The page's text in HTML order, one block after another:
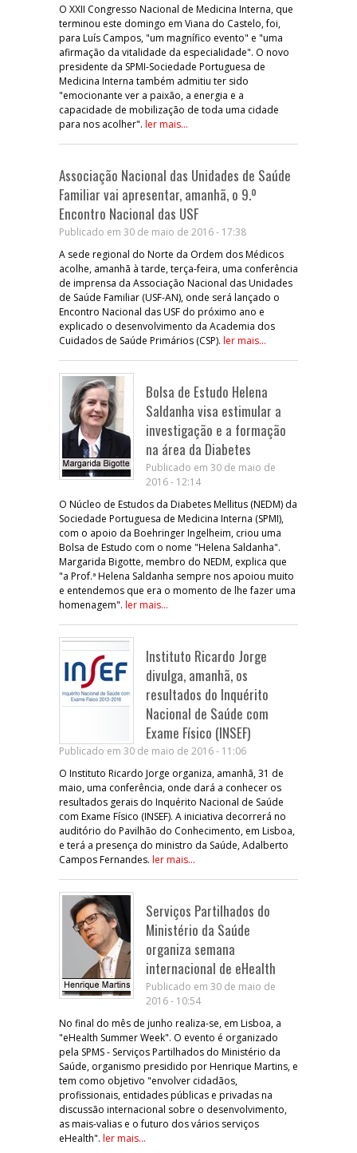
O XXII Congresso Nacional de Medicina Interna, que
terminou este domingo em Viana do Castelo, foi,
para Luís Campos, "um magnífico evento" e "uma
afirmação da vitalidade da especialidade". O novo
presidente da SPMI-Sociedade Portuguesa de
Medicina Interna também admitiu ter sido
"emocionante ver a paixão, a energia e a
capacidade de mobilização de toda uma cidade
para nos acolher". ler mais...
Associação Nacional das Unidades de Saúde
Familiar vai apresentar, amanhã, o 9.º
Encontro Nacional das USF
Publicado em 30 de maio de 2016 - 17:38
A sede regional do Norte da Ordem dos Médicos
acolhe, amanhã à tarde, terça-feira, uma conferência
de imprensa da Associação Nacional das Unidades
de Saúde Familiar (USF-AN), onde será lançado o
Encontro Nacional das USF do próximo ano e
explicado o desenvolvimento da Academia dos
Cuidados de Saúde Primários (CSP). ler mais...
Bolsa de Estudo Helena
Saldanha visa estimular a
investigação e a formação
na área da Diabetes
Publicado em 30 de maio de
2016 - 12:14
O Núcleo de Estudos da Diabetes Mellitus (NEDM) da
Sociedade Portuguesa de Medicina Interna (SPMI),
com o apoio da Boehringer Ingelheim, criou uma
Bolsa de Estudo com o nome "Helena Saldanha".
Margarida Bigotte, membro do NEDM, explica que
"a Prof.ª Helena Saldanha sempre nos apoiou muito
e entendemos que era o momento de lhe fazer uma
homenagem". ler mais...
Instituto Ricardo Jorge
divulga, amanhã, os
resultados do Inquérito
Nacional de Saúde com
Exame Físico (INSEF)
Publicado em 30 de maio de 2016 - 11:06
O Instituto Ricardo Jorge organiza, amanhã, 31 de
maio, uma conferência, onde dará a conhecer os
resultados gerais do Inquérito Nacional de Saúde
com Exame Físico (INSEF). A iniciativa decorrerá no
auditório do Pavilhão do Conhecimento, em Lisboa,
e terá a presença do ministro da Saúde, Adalberto
Campos Fernandes. ler mais...
Serviços Partilhados do
Ministério da Saúde
organiza semana
internacional de eHealth
Publicado em 30 de maio de
2016 - 10:54
No final do mês de junho realiza-se, em Lisboa, a
"eHealth Summer Week". O evento é organizado
pela SPMS - Serviços Partilhados do Ministério da
Saúde, organismo presidido por Henrique Martins, e
tem como objetivo "envolver cidadãos,
profissionais, entidades públicas e privadas na
discussão internacional sobre o desenvolvimento,
as mais-valias e o futuro dos vários serviços
eHealth". ler mais...